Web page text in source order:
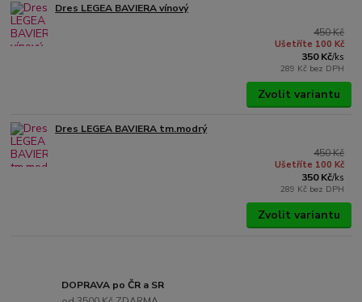
Dres LEGEA BAVIERA vínový
450 Kč
Ušetříte 100 Kč
350 Kč/ks
289 Kč bez DPH
Zvolit variantu
Dres LEGEA BAVIERA tm.modrý
450 Kč
Ušetříte 100 Kč
350 Kč/ks
289 Kč bez DPH
Zvolit variantu
DOPRAVA po ČR a SR